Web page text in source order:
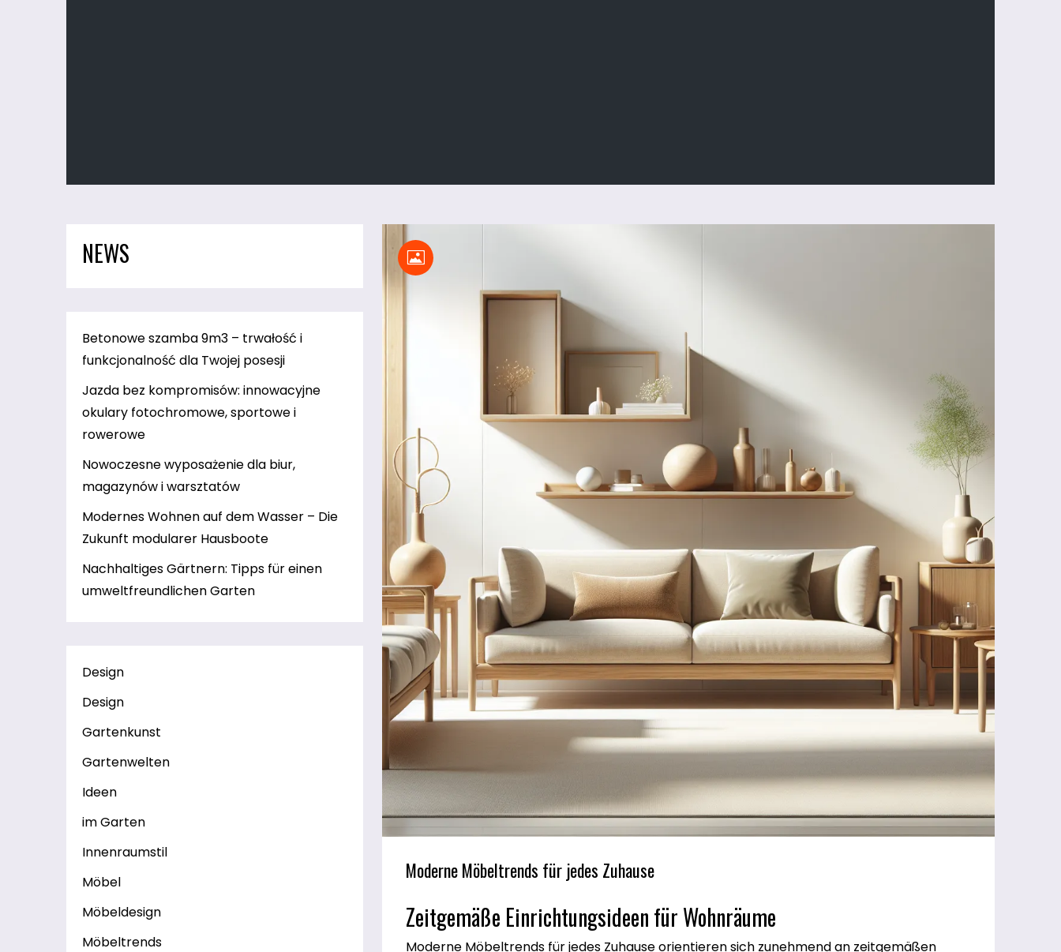
Moderne Möbeltrends für jedes Zuhause
Zeitgemäße Einrichtungsideen für Wohnräume
Moderne Möbeltrends für jedes Zuhause orientieren sich zunehmend an zeitgemäßen
NEWS
Betonowe szamba 9m3 – trwałość i
funkcjonalność dla Twojej posesji
Jazda bez kompromisów: innowacyjne
okulary fotochromowe, sportowe i
rowerowe
Nowoczesne wyposażenie dla biur,
magazynów i warsztatów
Modernes Wohnen auf dem Wasser – Die
Zukunft modularer Hausboote
Nachhaltiges Gärtnern: Tipps für einen
umweltfreundlichen Garten
Design
Design
Gartenkunst
Gartenwelten
Ideen
im Garten
Innenraumstil
Möbel
Möbeldesign
Möbeltrends